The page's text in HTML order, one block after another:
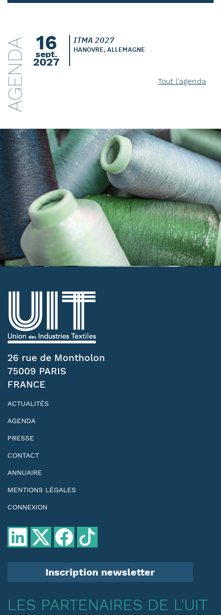
AGENDA 16
sept.
2027
ITMA 2027
HANOVRE, ALLEMAGNE
Tout l'agenda
26 rue de Montholon
75009 PARIS
FRANCE
ACTUALITÉS
AGENDA
PRESSE
CONTACT
ANNUAIRE
MENTIONS LÉGALES
CONNEXION
Inscription newsletter
LES PARTENAIRES DE L'UIT